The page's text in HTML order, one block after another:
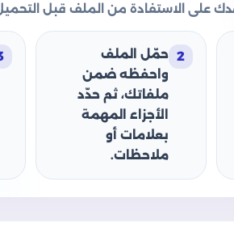
على الاستفادة من الملف قبل
2 حمّل الملف
واحفظه ضمن
ملفاتك، ثم حدّد
الأجزاء المهمة
بعلامات أو
ملاحظات.